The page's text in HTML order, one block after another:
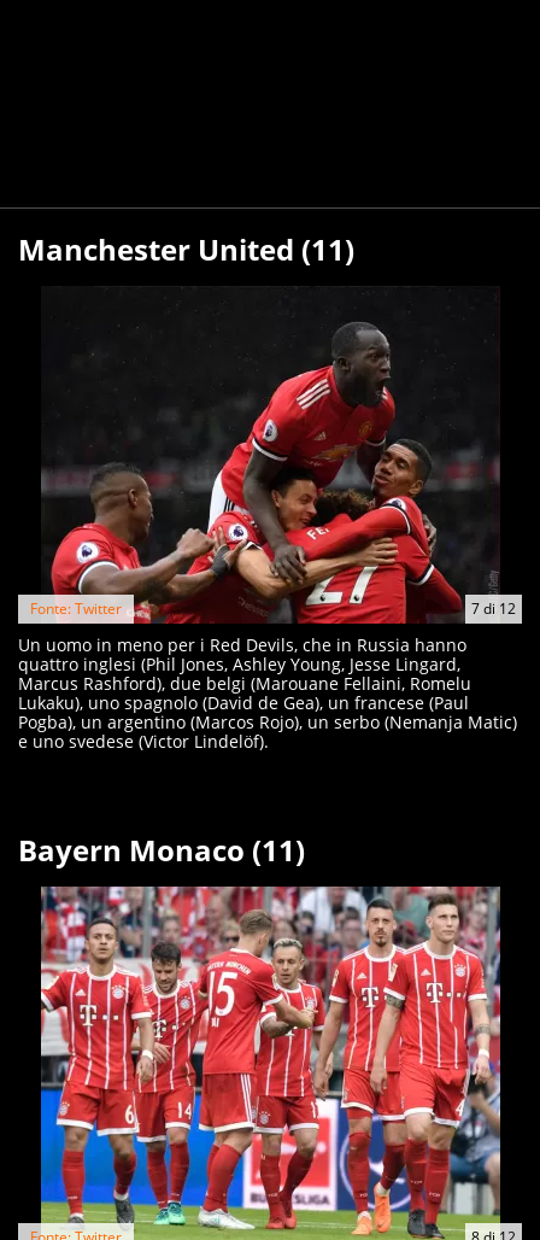
Manchester United (11)
7di 12
Fonte: Twitter
Un uomo in meno per i Red Devils, che in Russia hanno
quattro inglesi (Phil Jones, Ashley Young, Jesse Lingard,
Marcus Rashford), due belgi (Marouane Fellaini, Romelu
Lukaku), uno spagnolo (David de Gea), un francese (Paul
Pogba), un argentino (Marcos Rojo), un serbo (Nemanja Matic)
e uno svedese (Victor Lindelöf).
Bayern Monaco (11)